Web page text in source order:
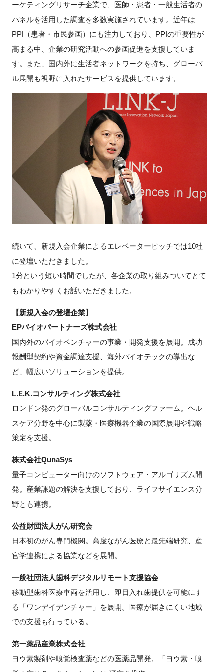
ーケティングリサーチ企業で、医師・患者・一般生活者の
パネルを活用した調査を多数実施されています。近年は
PPI（患者・市民参画）にも注力しており、PPIの重要性が
高まる中、企業の研究活動への参画促進を支援していま
す。また、国内外に生活者ネットワークを持ち、グローバ
ル展開も視野に入れたサービスを提供しています。
続いて、新規入会企業によるエレベーターピッチでは10社
に登壇いただきました。
1分という短い時間でしたが、各企業の取り組みついてとて
もわかりやすくお話いただきました。
【新規入会の登壇企業】
EPバイオパートナーズ株式会社
国内外のバイオベンチャーの事業・開発支援を展開。成功
報酬型契約や資金調達支援、海外バイオテックの導出な
ど、幅広いソリューションを提供。
L.E.K.コンサルティング株式会社
ロンドン発のグローバルコンサルティングファーム。ヘル
スケア分野を中心に製薬・医療機器企業の国際展開や戦略
策定を支援。
株式会社QunaSys
量子コンピューター向けのソフトウェア・アルゴリズム開
発。産業課題の解決を支援しており、ライフサイエンス分
野とも連携。
公益財団法人がん研究会
日本初のがん専門機関。高度ながん医療と最先端研究、産
官学連携による協業などを展開。
一般社団法人歯科デジタルリモート支援協会
移動型歯科医療車両を活用し、即日入れ歯提供を可能にす
る「ワンデイデンチャー」を展開。医療が届きにくい地域
での支援も行っている。
第一薬品産業株式会社
ヨウ素製剤や嗅覚検査薬などの医薬品開発。「ヨウ素・嗅